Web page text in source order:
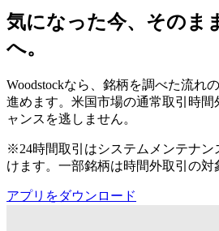
気になった今、そのま
へ。
Woodstockなら、銘柄を調べた流れ
進めます。米国市場の通常取引時間
ャンスを逃しません。
※24時間取引はシステムメンテナン
けます。一部銘柄は時間外取引の対
アプリをダウンロード